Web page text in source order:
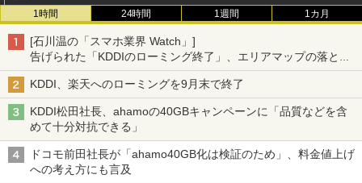
1時間 24時間 1週間 1カ月
[石川温の「スマホ業界 Watch」]
告げられた「KDDIのローミング終了」、エリアマップの落とし
穴と楽天モバイルの課題
KDDI、楽天へのローミングを9月末で終了
KDDI松田社長、ahamoの40GBキャンペーンに「品質などを含
めて十分対抗できる」
ドコモ前田社長が「ahamo40GB化は検証のため」、料金値上げ
への考え方にも言及